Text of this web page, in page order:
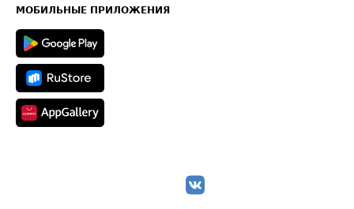
Техническая информация
МОБИЛЬНЫЕ ПРИЛОЖЕНИЯ